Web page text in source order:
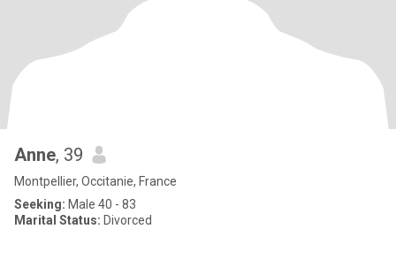
Anne, 39
Montpellier, Occitanie, France
Seeking: Male 40 - 83
Marital Status: Divorced